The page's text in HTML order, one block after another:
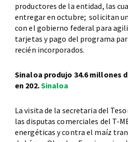
productores de la entidad, las
entregar en octubre; solicitan
con el gobierno federal para
tarjetas y pago del programa
recién incorporados.
Sinaloa produjo 34.6 millones
en 202.Sinaloa
La visita de la secretaria del
las disputas comerciales del T-
energéticas y contra el maíz